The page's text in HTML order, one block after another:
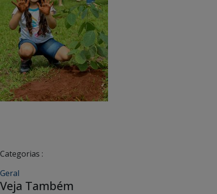
Categorias :
Geral
Veja Também